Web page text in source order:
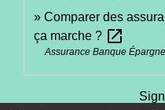
Comparer des
ça marche ? open_in_new
Assurance Banque